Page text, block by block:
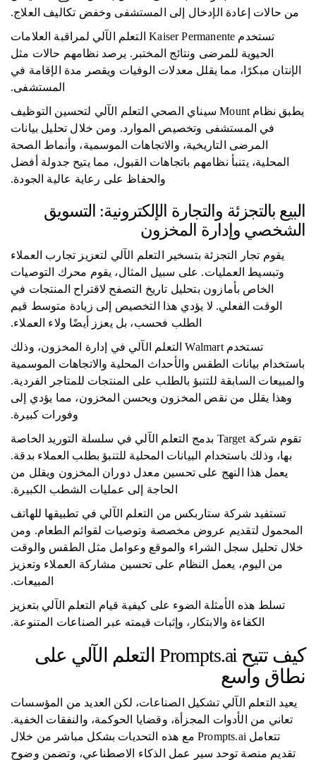
من حالات إعادة الإدخال إلى المستشفى وخفض تكاليف العلاج.
تستخدم Kaiser Permanente التعلم الآلي لمراقبة العلامات
الحيوية للمرضى ونتائج المختبر. يرصد نظامهم حالات مثل
الإنتان مبكرًا، مما يقلل معدلات الوفيات ويقصر مدة الإقامة في
المستشفى.
يطبق نظام Mount سيناي الصحي التعلم الآلي لتحسين التوظيف
في المستشفى وتخصيص الموارد. ومن خلال تحليل بيانات
المرضى التاريخية، والاتجاهات الموسمية، وأنماط الصحة
المحلية، يتنبأ نظامهم باتجاهات القبول، مما يتيح جدولة أفضل
والحفاظ على رعاية عالية الجودة.
البيع بالتجزئة والتجارة الإلكترونية: التسويق
الشخصي وإدارة المخزون
يقوم تجار التجزئة بتسخير التعلم الآلي لتعزيز تجارب العملاء
وتبسيط العمليات. على سبيل المثال، يقوم محرك التوصيات
الخاص بأمازون بتحليل تاريخ التصفح لاقتراح المنتجات في
الوقت الفعلي. لا يؤدي هذا التخصيص إلى زيادة متوسط ​​قيم
الطلب فحسب، بل يعزز أيضًا ولاء العملاء.
تستخدم Walmart التعلم الآلي في إدارة المخزون، وذلك
باستخدام بيانات الطقس والأحداث المحلية والاتجاهات الموسمية
والمبيعات السابقة للتنبؤ بالطلب على المنتجات للمتاجر الفردية.
وهذا يقلل من نقص المخزون ويحسن المخزون، مما يؤدي إلى
وفورات كبيرة.
تقوم شركة Target بدمج التعلم الآلي في سلسلة التوريد الخاصة
بها، وذلك باستخدام البيانات المحلية للتنبؤ بطلب العملاء بدقة.
يعمل هذا النهج على تحسين معدل دوران المخزون ويقلل من
الحاجة إلى عمليات الشطب الكبيرة.
تستفيد شركة ستاربكس من التعلم الآلي في تطبيقها للهاتف
المحمول لتقديم عروض مخصصة وتوصيات لقوائم الطعام. ومن
خلال تحليل سجل الشراء والموقع وعوامل مثل الطقس والوقت
من اليوم، يعمل النظام على تحسين مشاركة العملاء وتعزيز
المبيعات.
تسلط هذه الأمثلة الضوء على كيفية قيام التعلم الآلي بتعزيز
الكفاءة والابتكار، وإثبات قيمته عبر الصناعات المتنوعة.
كيف تتيح Prompts.ai التعلم الآلي على
نطاق واسع
يعيد التعلم الآلي تشكيل الصناعات، لكن العديد من المؤسسات
تعاني من الأدوات المجزأة، وقضايا الحوكمة، والنفقات الخفية.
تتعامل Prompts.ai مع هذه التحديات بشكل مباشر من خلال
تقديم منصة توحد سير عمل الذكاء الاصطناعي، وتضمن وضوح